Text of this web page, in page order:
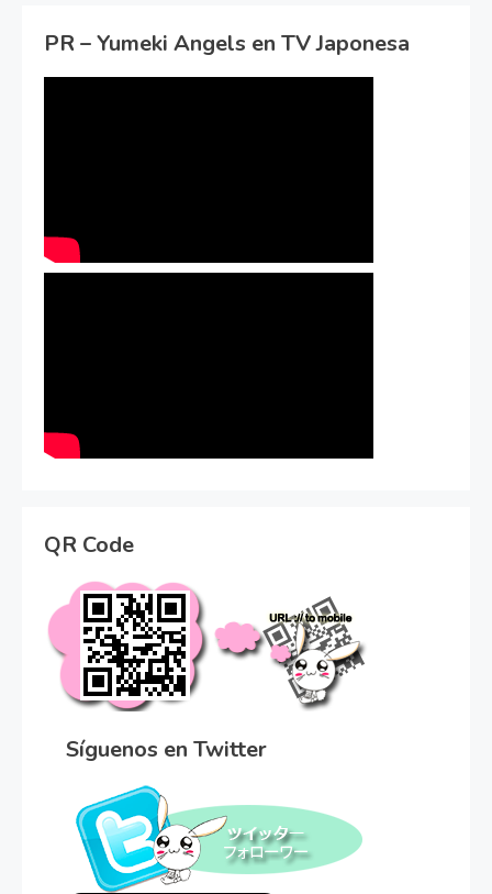
PR – Yumeki Angels en TV Japonesa
QR Code
Síguenos en Twitter